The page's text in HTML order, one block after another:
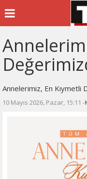
Annelerimiz, En Kıymetli
10 Mayıs 2026, Pazar, 15:11 -